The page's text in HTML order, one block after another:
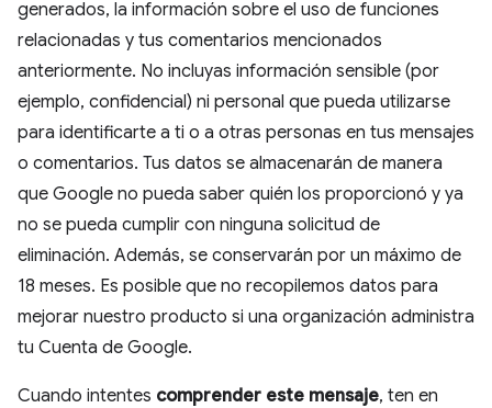
generados, la información sobre el uso de funciones
relacionadas y tus comentarios mencionados
anteriormente. No incluyas información sensible (por
ejemplo, confidencial) ni personal que pueda utilizarse
para identificarte a ti o a otras personas en tus mensajes
o comentarios. Tus datos se almacenarán de manera
que Google no pueda saber quién los proporcionó y ya
no se pueda cumplir con ninguna solicitud de
eliminación. Además, se conservarán por un máximo de
18 meses. Es posible que no recopilemos datos para
mejorar nuestro producto si una organización administra
tu Cuenta de Google.
Cuando intentes comprender este mensaje, ten en